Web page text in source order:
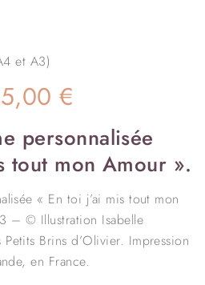
et A3)
€
personnalisée
tout mon Amour ».
« En toi j’ai mis tout mon
– © Illustration Isabelle
Brins d’Olivier. Impression
en France.